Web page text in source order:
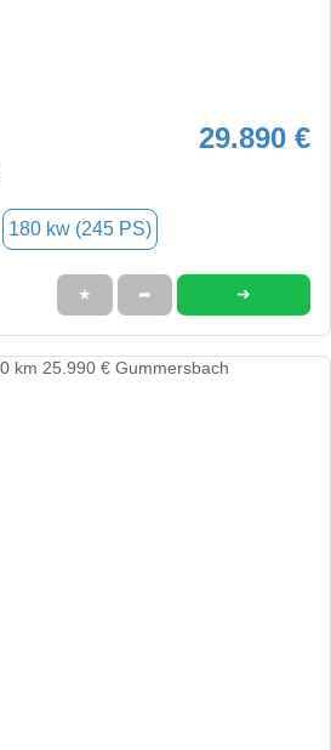
29.890 €
180 kw (245 PS)
★ ➦ ➜